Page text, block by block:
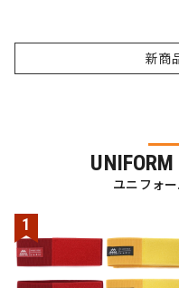
新商
ユニフォ